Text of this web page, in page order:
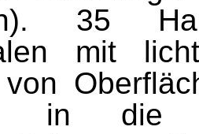
35
mit
von
in die